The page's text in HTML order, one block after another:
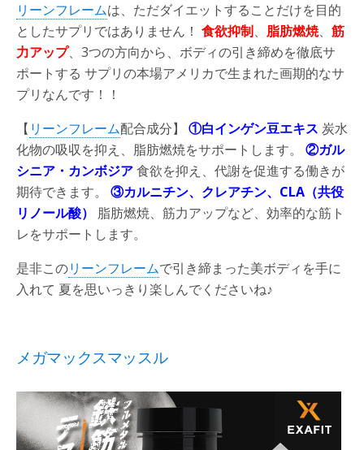
リーンフレームは、ただダイエットすることだけを目的
としたサプリではありません！ 食欲抑制、 脂肪燃焼、 筋
力アップ、3つの方向から、ボディの引き締めを徹底サ
ポートする サプリの本場アメリカで生まれた画期的なサ
プリなんです！！
【 リーンフレーム配合成分】 ①白インゲン豆エキス 炭水
化物の吸収を抑え、脂肪燃焼をサポートします。 ②ガル
シニア・カンボジア食欲を抑え、代謝を促進する働きが
期待できます。 ③カルニチン、クレアチン、CLA（共役
リノール酸）
脂肪燃焼、筋力アップなど、効率的な筋ト
レをサポートします。
是非このリーンフレームで引き締まった美ボディを手に
入れて 夏を思いっきり楽しんでくださいね♪
メガマックスマッスル